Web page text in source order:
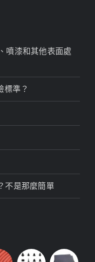
噴漆和其他表面處
標準？
不是那麼簡單